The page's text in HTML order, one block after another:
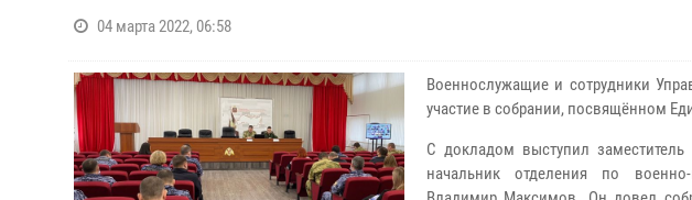
04 марта 2022, 06:58
Военнослужащие и сотрудники
участие в собрании, посвящённом
С докладом выступил заместитель
начальник отделения по